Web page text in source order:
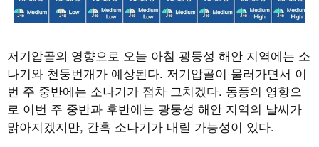
저기압골의 영향으로 오늘 아침 광둥성 해안 지역에는 소
나기와 천둥번개가 예상된다. 저기압골이 물러가면서 이
번 주 중반에는 소나기가 점차 그치겠다. 동풍의 영향으
로 이번 주 중반과 후반에는 광둥성 해안 지역의 날씨가
맑아지겠지만, 간혹 소나기가 내릴 가능성이 있다.